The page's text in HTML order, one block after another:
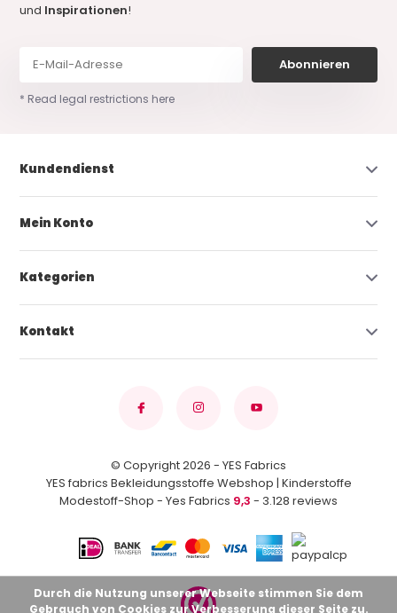
und Inspirationen!
Abonnieren
* Read legal restrictions here
Kundendienst
Mein Konto
Kategorien
Kontakt
© Copyright 2026 - YES Fabrics
YES fabrics Bekleidungsstoffe Webshop | Kinderstoffe
Modestoff-Shop - Yes Fabrics 9,3 - 3.128 reviews
Durch die Nutzung unserer Webseite stimmen Sie dem
Gebrauch von Cookies zur Verbesserung dieser Seite zu.